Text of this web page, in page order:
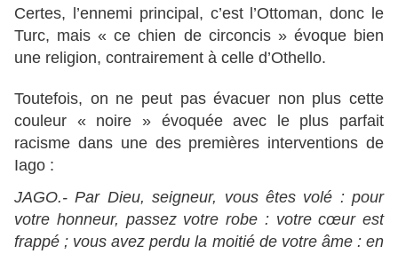
Certes, l’ennemi principal, c’est l’Ottoman, donc le
Turc, mais « ce chien de circoncis » évoque bien
une religion, contrairement à celle d’Othello.
Toutefois, on ne peut pas évacuer non plus cette
couleur « noire » évoquée avec le plus parfait
racisme dans une des premières interventions de
Iago :
JAGO.- Par Dieu, seigneur, vous êtes volé : pour
votre honneur, passez votre robe : votre cœur est
frappé ; vous avez perdu la moitié de votre âme : en